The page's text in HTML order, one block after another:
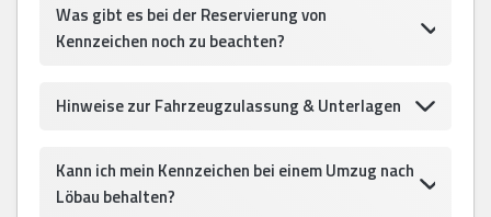
Was gibt es bei der Reservierung von
Kennzeichen noch zu beachten?
Hinweise zur Fahrzeugzulassung & Unterlagen
Kann ich mein Kennzeichen bei einem Umzug nach
Löbau behalten?